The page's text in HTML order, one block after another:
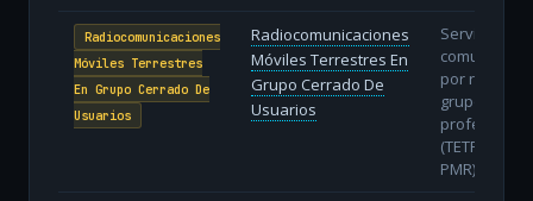
Radiocomunicaciones
Móviles Terrestres
En Grupo Cerrado De
Usuarios
Radiocomunicaciones
Móviles Terrestres En
Grupo Cerrado De
Usuarios
Servicios de
por radio
grupos
(TETRA, DMR,
PMR).